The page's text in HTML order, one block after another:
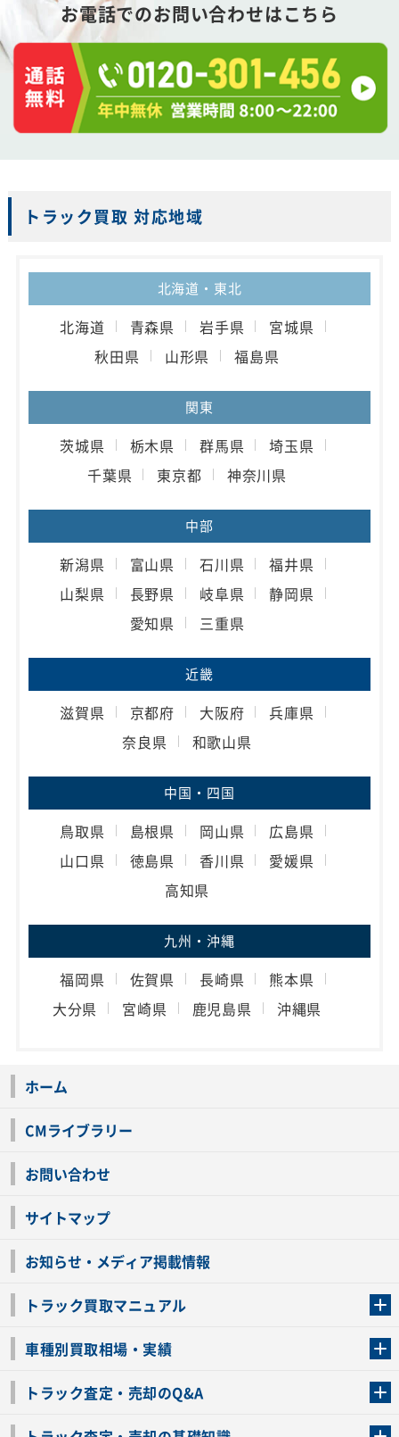
お電話でのお問い合わせはこちら
トラック買取 対応地域
北海道・東北
北海道 青森県 岩手県
宮城県
秋田県
山形県 福島県
関東
茨城県 栃木県 群馬県
埼玉県
千葉県
東京都 神奈川県
中部
新潟県 富山県 石川県
福井県
山梨県
長野県 岐阜県
静岡県
愛知県
三重県
近畿
滋賀県 京都府 大阪府
兵庫県
奈良県
和歌山県
中国・四国
鳥取県 島根県 岡山県
広島県
山口県
徳島県 香川県
愛媛県
高知県
九州・沖縄
福岡県 佐賀県 長崎県
熊本県
大分県
宮崎県 鹿児島県 沖縄県
ホーム
CMライブラリー
お問い合わせ
サイトマップ
お知らせ・メディア掲載情報
トラック買取マニュアル
車種別買取相場・実績
トラック査定・売却のQ&A